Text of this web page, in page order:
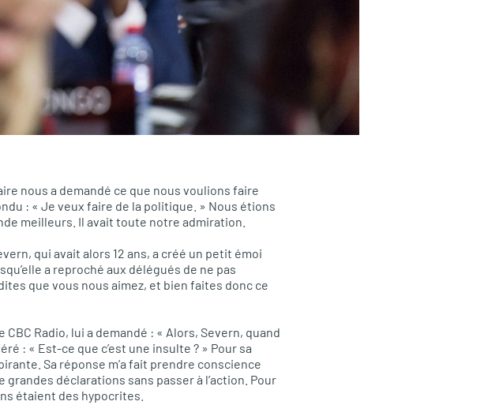
nous a demandé ce que nous voulions faire
: « Je veux faire de la politique. » Nous étions
meilleurs. Il avait toute notre admiration.
qui avait alors 12 ans, a créé un petit émoi
a reproché aux délégués de ne pas
que vous nous aimez, et bien faites donc ce
Radio, lui a demandé : « Alors, Severn, quand
: « Est-ce que c’est une insulte ? » Pour sa
Sa réponse m’a fait prendre conscience
déclarations sans passer à l’action. Pour
étaient des hypocrites.